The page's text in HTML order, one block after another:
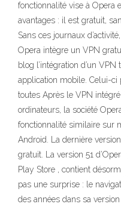
fonctionnalité vise à Opera
avantages : il est gratuit,
Sans ces journaux
Opera intègre un VPN
blog l’intégration d’un
application mobile. Celui-ci
toutes Après le VPN
ordinateurs, la société
fonctionnalité similaire sur
Android. La dernière
gratuit. La version 51
Play Store , contient
pas une surprise : le
des années dans sa